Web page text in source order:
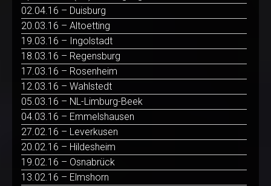
02.04.16 – Duisburg
20.03.16 – Altoetting
19.03.16 – Ingolstadt
18.03.16 – Regensburg
17.03.16 – Rosenheim
12.03.16 – Wahlstedt
05.03.16 – NL-Limburg-Beek
04.03.16 – Emmelshausen
27.02.16 – Leverkusen
20.02.16 – Hildesheim
19.02.16 – Osnabrück
13.02.16 – Elmshorn